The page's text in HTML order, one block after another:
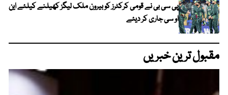
پی سی بی نے قومی کرکٹرز کو بیرون ملک لیگز کھیلنے کیلئے این
او سی جاری کر دیئے
مقبول ترین خبریں